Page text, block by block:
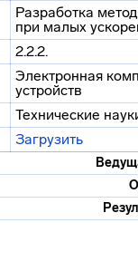
Разработка
при малых
2.2.2.
Электронная
устройств
Технические
Загрузить